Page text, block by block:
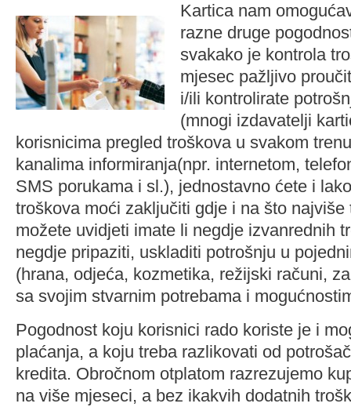
Kartica nam
razne druge
svakako je kontrola
mjesec pažljivo
i/ili kontrolirate
(mnogi izdavatelji
korisnicima pregled troškova u svakom
kanalima informiranja(npr. internetom,
SMS porukama i sl.), jednostavno ćete i
troškova moći zaključiti gdje i na što najviše
možete uvidjeti imate li negdje izvanrednih
negdje pripaziti, uskladiti potrošnju u
(hrana, odjeća, kozmetika, režijski računi,
sa svojim stvarnim potrebama i
Pogodnost koju korisnici rado koriste je i
plaćanja, a koju treba razlikovati od
kredita. Obročnom otplatom razrezujemo
na više mjeseci, a bez ikakvih dodatnih